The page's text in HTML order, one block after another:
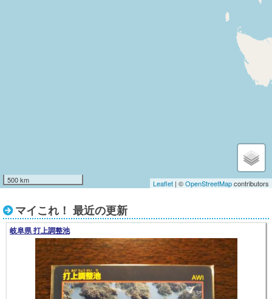
500 km Leaflet | ©OpenStreetMapcontributors
マイこれ！ 最近の更新
岐阜県 打上調整池